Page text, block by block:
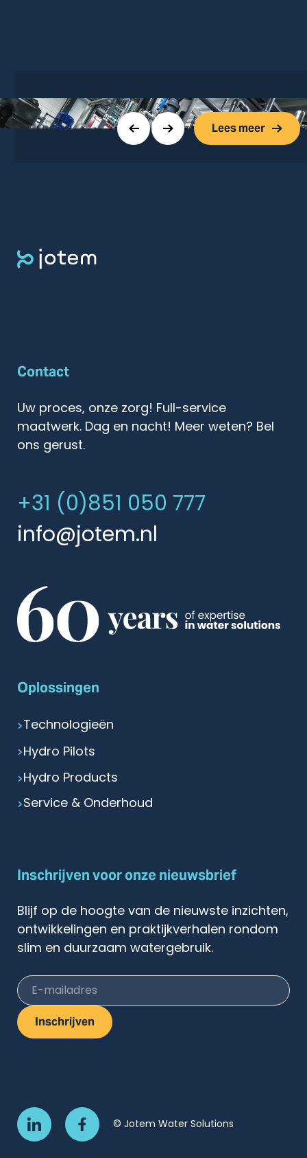
Lees meer
Contact
Uw proces, onze zorg! Full-service
maatwerk. Dag en nacht! Meer weten? Bel
ons gerust.
+31 (0)851 050 777
info@jotem.nl
Oplossingen
Technologieën
Hydro Pilots
Hydro Products
Service & Onderhoud
Inschrijven voor onze nieuwsbrief
Blijf op de hoogte van de nieuwste inzichten,
ontwikkelingen en praktijkverhalen rondom
slim en duurzaam watergebruik.
E-mailadres
Inschrijven
© Jotem Water Solutions